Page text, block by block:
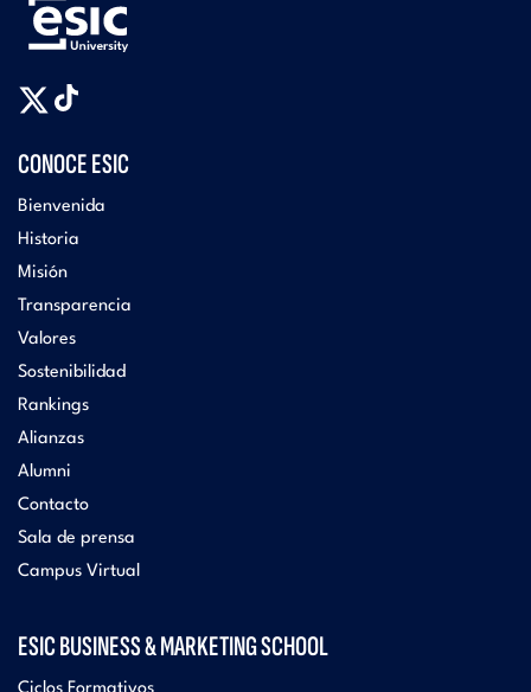
CONOCE ESIC
Bienvenida
Historia
Misión
Transparencia
Valores
Sostenibilidad
Rankings
Alianzas
Alumni
Contacto
Sala de prensa
Campus Virtual
ESIC BUSINESS & MARKETING SCHOOL